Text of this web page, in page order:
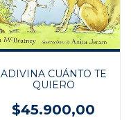
ADIVINA CUÁNTO TE
QUIERO
$45.900,00